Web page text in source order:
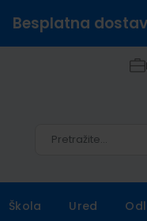
Besplatna
Škola Ured